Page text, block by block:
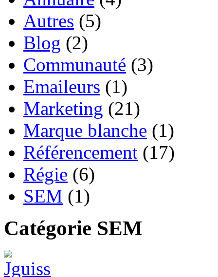
Autres (5)
Blog (2)
Communauté (3)
Emaileurs (1)
Marketing (21)
Marque blanche (1)
Référencement (17)
Régie (6)
SEM (1)
Catégorie SEM